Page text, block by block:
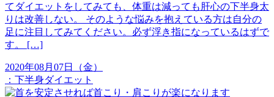
てダイエットをしてみても、体重は減っても肝心の下半身太
りは改善しない。 そのような悩みを抱えている方は自分の
足に注目してみてください。必ず浮き指になっているはずで
す。 […]
2020年08月07日（金）
： 下半身ダイエット